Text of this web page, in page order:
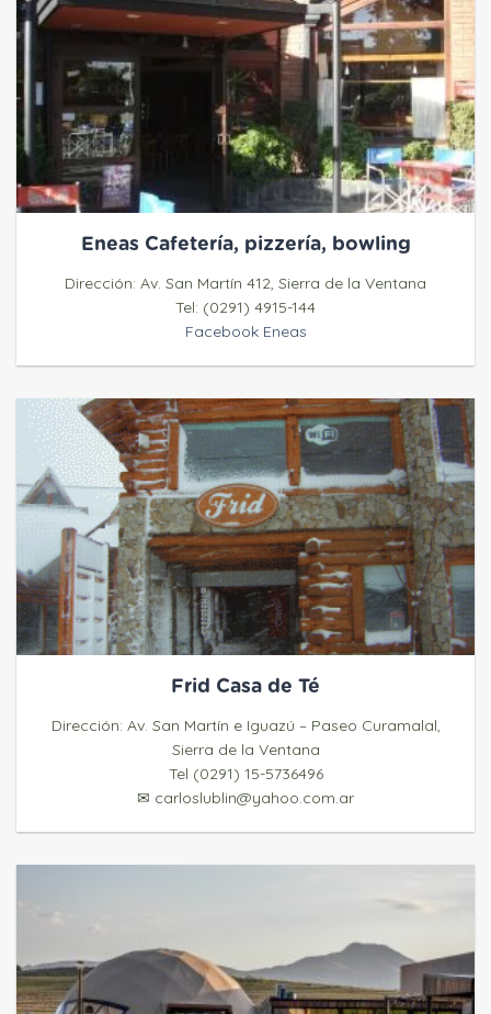
Eneas Cafetería, pizzería, bowling
Dirección: Av. San Martín 412, Sierra de la Ventana
Tel: (0291) 4915-144
Facebook Eneas
Frid Casa de Té
Dirección: Av. San Martín e Iguazú – Paseo Curamalal,
Sierra de la Ventana
Tel (0291) 15-5736496
✉ carloslublin@yahoo.com.ar